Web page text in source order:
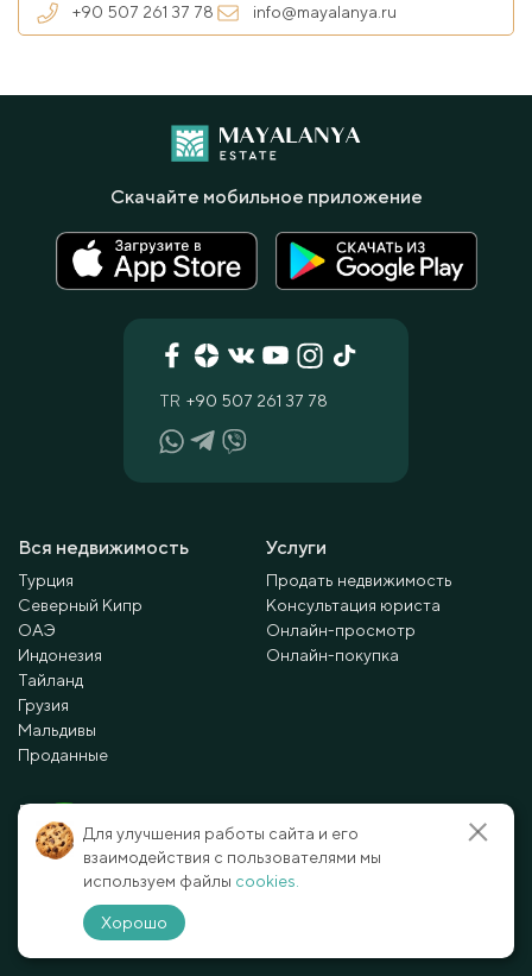
+90 507 261 37 78 info@mayalanya.ru
Вся недвижимость
Турция
Северный Кипр
ОАЭ
Индонезия
Тайланд
Грузия
Мальдивы
Проданные
Услуги
Продать недвижимость
Консультация юриста
Онлайн-просмотр
Онлайн-покупка
Полезное
Новости
Контакты
TR +90 507 261 37 78
Скачайте мобильное приложение
Для улучшения работы сайта и его
взаимодействия с пользователями мы
используем файлы cookies.
Хорошо